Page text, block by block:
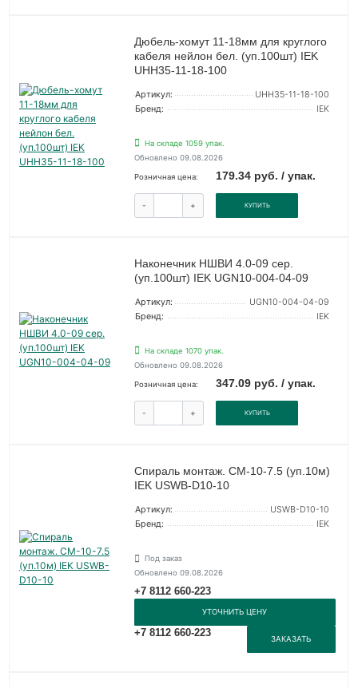
Дюбель-хомут 11-18мм для круглого
кабеля нейлон бел. (уп.100шт) IEK
UHH35-11-18-100
Артикул:
UHH35-11-18-100
Бренд:
IEK
На складе 1059 упак.
Обновлено 09.08.2026
Розничная цена: 179.34 руб. / упак.
- + КУПИТЬ
Наконечник НШВИ 4.0-09 сер.
(уп.100шт) IEK UGN10-004-04-09
Артикул:
UGN10-004-04-09
Бренд:
IEK
На складе 1070 упак.
Обновлено 09.08.2026
Розничная цена: 347.09 руб. / упак.
- + КУПИТЬ
Спираль монтаж. СМ-10-7.5 (уп.10м)
IEK USWB-D10-10
Артикул:
USWB-D10-10
Бренд:
IEK
Под заказ
Обновлено 09.08.2026
+7 8112 660-223
УТОЧНИТЬ ЦЕНУ
+7 8112 660-223
ЗАКАЗАТЬ